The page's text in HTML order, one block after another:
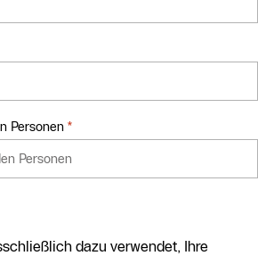
Personen *
dazu verwendet, Ihre